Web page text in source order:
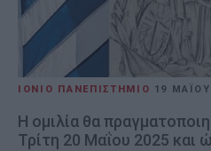
ΙΟΝΙΟ ΠΑΝΕΠΙΣΤΗΜΙΟ 19
Η ομιλία θα
Τρίτη 20 Μαΐου 2025 και